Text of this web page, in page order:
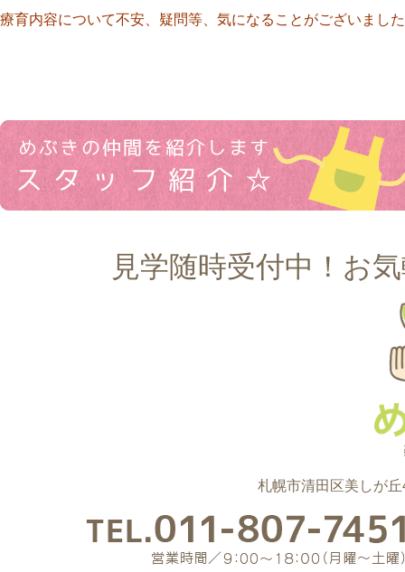
療育内容について不安、疑問等、気になることがございまし
見学随時受付中！お
札幌市清田区美しが